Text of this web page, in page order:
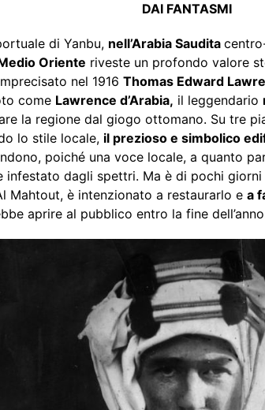
DAI FANTASMI
di Yanbu, nell’Arabia Saudita
Oriente riveste un profondo valore
nel 1916 Thomas Edward
come Lawrence d’Arabia, il leggendario
la regione dal giogo ottomano. Su tre
lo stile locale, il prezioso e simbolico
poiché una voce locale, a quanto
infestato dagli spettri. Ma è di pochi
Mahtout, è intenzionato a restaurarlo e a
aprire al pubblico entro la fine